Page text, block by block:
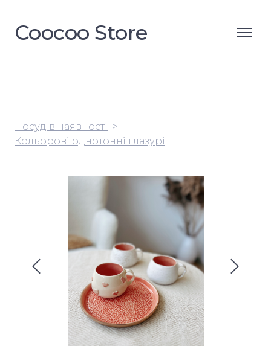
Coocoo Store
Посуд в наявності
Кольорові однотонні глазурі